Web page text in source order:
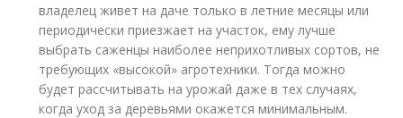
владелец живет на даче только в летние месяцы или
периодически приезжает на участок, ему лучше
выбрать саженцы наиболее неприхотливых сортов, не
требующих «высокой» агротехники. Тогда можно
будет рассчитывать на урожай даже в тех случаях,
когда уход за деревьями окажется минимальным.